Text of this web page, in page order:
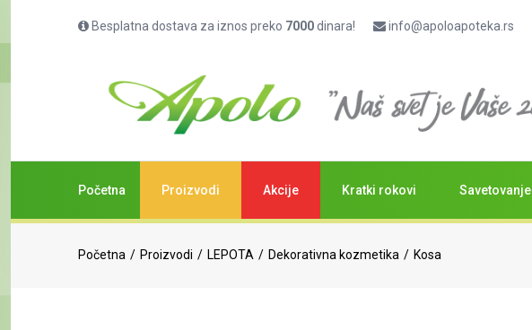
Besplatna dostava za iznos preko 7000dinara! info@apoloapoteka.rs
Početna Proizvodi Akcije Kratki rokovi Savetovanje
Početna Proizvodi LEPOTA Dekorativna kozmetika Kosa